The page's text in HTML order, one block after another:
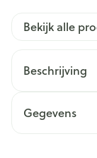
Bekijk alle
Beschrijving
Gegevens